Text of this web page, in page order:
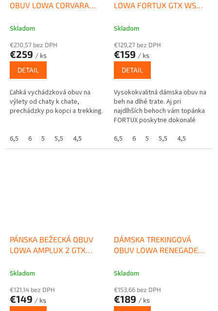
OBUV LOWA CORVARA
GRAPE/MELON
Skladom
€210,57 bez DPH
€259 / ks
DETAIL
Ľahká vychádzková obuv na
výlety od chaty k chate,
prechádzky po kopci a trekking.
6,5 6 5 5,5 4,5
LOWA FORTUX GTX WS
Skladom
€129,27 bez DPH
€159 / ks
DETAIL
Vysokokvalitná dámska obuv na
beh na dlhé trate. Aj pri
najdlhších behoch vám topánka
FORTUX poskytne dokonalé
prepracovanému odpruženiu a
polstrovaniu.
6,5 6 5 5,5 4,5
PÁNSKA BEŽECKÁ OBUV
LOWA AMPLUX 2 GTX
Skladom
€121,14 bez DPH
€149 / ks
DÁMSKA TREKINGOVÁ
OBUV LOWA RENEGADE
ROSE/WHITE
Skladom
€153,66 bez DPH
€189 / ks